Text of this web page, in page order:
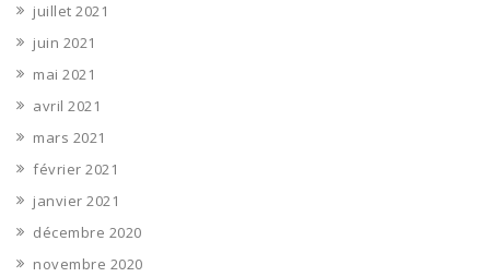
juillet 2021
juin 2021
mai 2021
avril 2021
mars 2021
février 2021
janvier 2021
décembre 2020
novembre 2020